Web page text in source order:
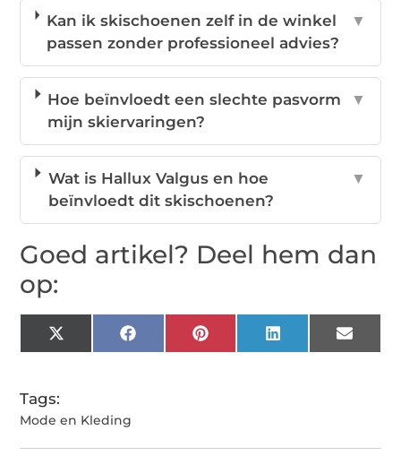
Kan ik skischoenen zelf in de winkel
passen zonder professioneel advies?
▼
Hoe beïnvloedt een slechte pasvorm
mijn skiervaringen?
▼
Wat is Hallux Valgus en hoe
beïnvloedt dit skischoenen?
▼
Goed artikel? Deel hem dan
op:
X
(Twitter)
FacebookPinterestLinkedIn Email
Tags:
Mode en Kleding